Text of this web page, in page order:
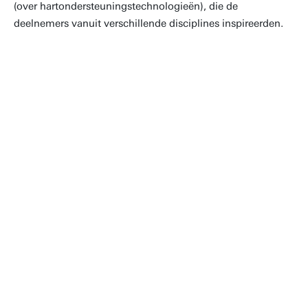
(over hartondersteuningstechnologieën), die de
deelnemers vanuit verschillende disciplines inspireerden.